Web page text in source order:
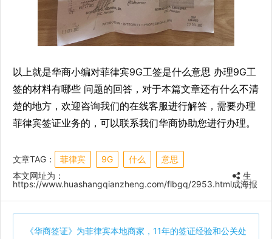
以上就是华商小编对菲律宾9G工签是什么意思 办理9G工
签的材料有哪些 问题的回答，对于本篇文章还有什么不清
楚的地方，欢迎咨询我们的在线客服进行解答，需要办理
菲律宾签证业务的，可以联系我们华商协助您进行办理。
文章TAG： 菲律宾 9G 什么
意思
本文网址为：
https://www.huashangqianzheng.com/flbgq/2953.html
生
成海报
《华商签证》为菲律宾本地商家，11年的签证经验和公关处